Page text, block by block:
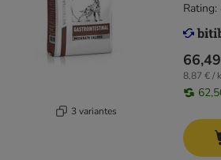
3 variantes
8,87 € /
Rating: